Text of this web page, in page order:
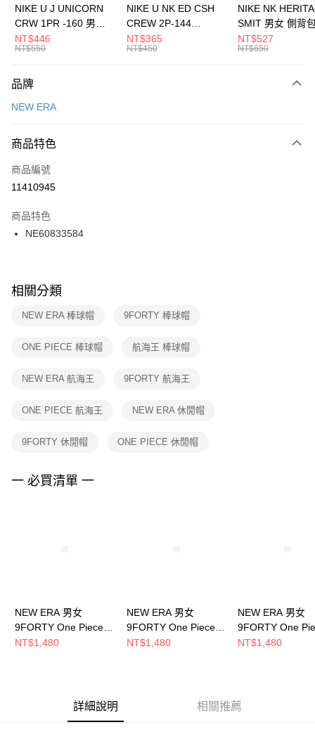
元大商業銀行
台灣樂天信用卡公司
全盈+PAY
AFTEE先享後付
【關於「AFTEE先享後付」】
便利好安心！
３．安心：先確認商品／服務後，再付款。
【「AFTEE先享後付」結帳流程】
１．於結帳方式選擇「AFTEE先享後付」後，將跳轉至「AFTEE先享後付」
２．訂單成立數日內，您將收到繳費通知簡訊。
３．收到繳費通知簡訊後14天內，點擊此簡訊中的連結，可透過四大超商／
ATM／網路銀行／等多元方式進行付款，方視為交易完成。
※ 交易是否成功請以「AFTEE先享後付 」之結帳頁面顯示為準，若有關於
是否繳費成功／繳費後需取消欲退款等相關疑問，請聯繫「AFTEE先享後付
客戶支援中心」https://netprotections.freshdesk.com/support/home
１．透過由恩沛科技股份有限公司提供之「AFTEE先享後付」服務完成之交
權轉讓予恩沛科技股份有限公司。
３．未成年的使用者請事先徵得法定代理人或監護人之同意方可使用
任。
請求用戶進行身份認證。
５．嚴禁一人註冊多個帳號或使用他人資訊註冊。若發現惡意使用之情形，
運送方式
每筆NT$100，滿NT$1,500(含以上)免運費
宅配
每筆NT$100，滿NT$1,500(含以上)免運費
付款後門市自取
每筆NT$100，滿NT$1,500(含以上)免運費
NIKE U J UNICORN
CRW 1PR -160 男女
中統襪 FZ3393100
NT$446
NT$550
NIKE U NK ED CSH
CREW 2P-144
EMBRDY 男女 短統襪
FZ3073133
NT$365
NT$450
NIKE NK
SMIT 男女 側背
BA5871010
NT$527
NT$650
品牌
NEW ERA
商品特色
商品編號
11410945
商品特色
NE60833584
相關分類
NEW ERA 棒球帽 9FORTY 棒球帽
ONE PIECE 棒球帽 航海王 棒球帽
NEW ERA 航海王 9FORTY 航海王
ONE PIECE 航海王 NEW ERA 休閒帽
9FORTY 休閒帽 ONE PIECE 休閒帽
一 必買清單 一
NEW ERA 男女
9FORTY One Piece
航海王 香吉士 黑
NT$1,480
NEW ERA 男女
9FORTY One Piece
航海王 娜美 石灰
NT$1,480
NEW ERA 男女
9FORTY One
航海王 巴其 海軍
NT$1,480
詳細說明 相關推薦